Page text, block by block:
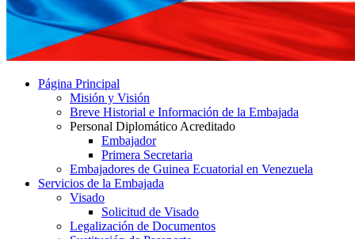
Página Principal
Misión y Visión
Breve Historial e Información de la Embajada
Personal Diplomático Acreditado
Embajador
Primera Secretaria
Embajadores de Guinea Ecuatorial en Venezuela
Servicios de la Embajada
Visado
Solicitud de Visado
Legalización de Documentos